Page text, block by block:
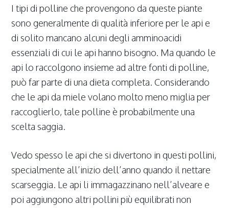
I tipi di polline che provengono da queste piante
sono generalmente di qualità inferiore per le api e
di solito mancano alcuni degli amminoacidi
essenziali di cui le api hanno bisogno. Ma quando le
api lo raccolgono insieme ad altre fonti di polline,
può far parte di una dieta completa. Considerando
che le api da miele volano molto meno miglia per
raccoglierlo, tale polline è probabilmente una
scelta saggia.
Vedo spesso le api che si divertono in questi pollini,
specialmente all’inizio dell’anno quando il nettare
scarseggia. Le api li immagazzinano nell’alveare e
poi aggiungono altri pollini più equilibrati non